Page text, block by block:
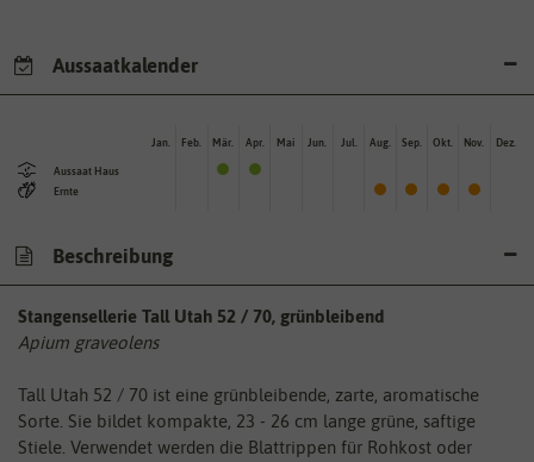
Aussaatkalender
Aussaat Haus
Ernte
Jan. Feb. Mär. Apr. Mai Jun. Jul. Aug. Sep. Okt. Nov. Dez.
Beschreibung
Stangensellerie Tall Utah 52 / 70, grünbleibend
Apium graveolens
Tall Utah 52 / 70 ist eine grünbleibende, zarte, aromatische
Sorte. Sie bildet kompakte, 23 - 26 cm lange grüne, saftige
Stiele. Verwendet werden die Blattrippen für Rohkost oder